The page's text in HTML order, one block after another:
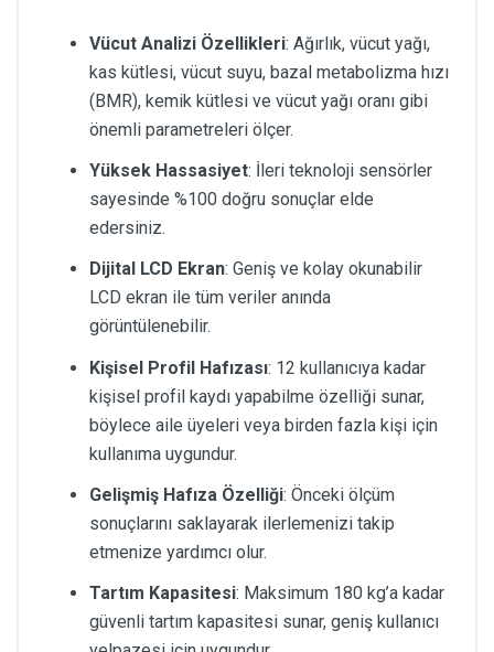
Vücut Analizi Özellikleri: Ağırlık, vücut yağı,
kas kütlesi, vücut suyu, bazal metabolizma hızı
(BMR), kemik kütlesi ve vücut yağı oranı gibi
önemli parametreleri ölçer.
Yüksek Hassasiyet: İleri teknoloji sensörler
sayesinde %100 doğru sonuçlar elde
edersiniz.
Dijital LCD Ekran: Geniş ve kolay okunabilir
LCD ekran ile tüm veriler anında
görüntülenebilir.
Kişisel Profil Hafızası: 12 kullanıcıya kadar
kişisel profil kaydı yapabilme özelliği sunar,
böylece aile üyeleri veya birden fazla kişi için
kullanıma uygundur.
Gelişmiş Hafıza Özelliği: Önceki ölçüm
sonuçlarını saklayarak ilerlemenizi takip
etmenize yardımcı olur.
Tartım Kapasitesi: Maksimum 180 kg’a kadar
güvenli tartım kapasitesi sunar, geniş kullanıcı